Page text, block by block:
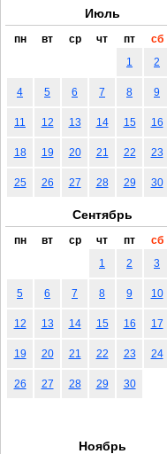
Июль
пн вт ср чт пт сб
1
2
4 5 6 7 8 9
11 12 13 14 15 16
18 19 20 21 22 23
25 26 27 28 29 30
Сентябрь
пн вт ср чт пт сб
1
2 3
5 6 7 8 9 10
12 13 14 15 16 17
19 20 21 22 23 24
26 27 28 29 30
Ноябрь